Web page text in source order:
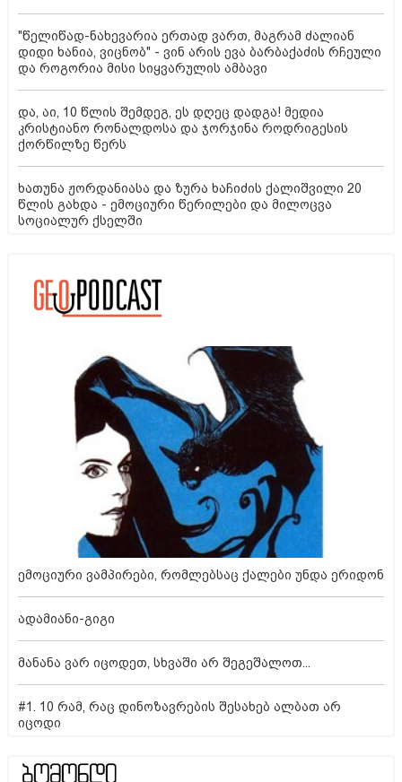
"წელიწად-ნახევარია ერთად ვართ, მაგრამ ძალიან
დიდი ხანია, ვიცნობ" - ვინ არის ევა ბარბაქაძის რჩეული
და როგორია მისი სიყვარულის ამბავი
და, აი, 10 წლის შემდეგ, ეს დღეც დადგა! მედია
კრისტიანო რონალდოსა და ჯორჯინა როდრიგესის
ქორწილზე წერს
ხათუნა ჟორდანიასა და ზურა ხაჩიძის ქალიშვილი 20
წლის გახდა - ემოციური წერილები და მილოცვა
სოციალურ ქსელში
ემოციური ვამპირები, რომლებსაც ქალები უნდა ერიდონ
ადამიანი-გიგი
მანანა ვარ იცოდეთ, სხვაში არ შეგეშალოთ...
#1. 10 რამ, რაც დინოზავრების შესახებ ალბათ არ
იცოდი